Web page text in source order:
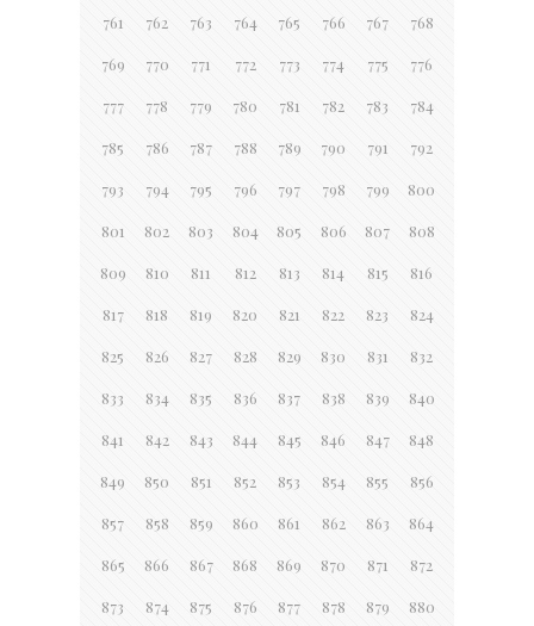
761 762 763 764 765 766 767 768
769 770 771 772 773 774 775 776
777 778 779 780 781 782 783 784
785 786 787 788 789 790 791 792
793 794 795 796 797 798 799 800
801 802 803 804 805 806 807 808
809 810 811 812 813 814 815 816
817 818 819 820 821 822 823 824
825 826 827 828 829 830 831 832
833 834 835 836 837 838 839 840
841 842 843 844 845 846 847 848
849 850 851 852 853 854 855 856
857 858 859 860 861 862 863 864
865 866 867 868 869 870 871 872
873 874 875 876 877 878 879 880